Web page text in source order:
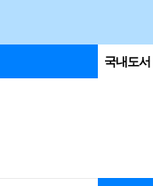
국내도서